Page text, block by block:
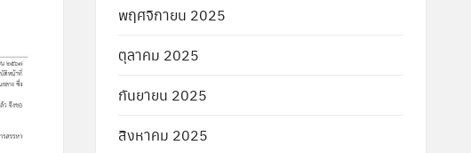
พฤศจิกายน 2025
ตุลาคม 2025
กันยายน 2025
สิงหาคม 2025